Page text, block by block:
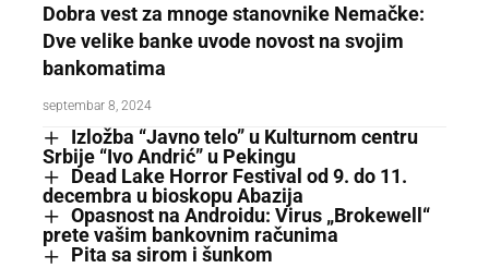
Dobra vest za mnoge stanovnike Nemačke:
Dve velike banke uvode novost na svojim
bankomatima
septembar 8, 2024
Izložba “Javno telo” u Kulturnom centru
Srbije “Ivo Andrić” u Pekingu
Dead Lake Horror Festival od 9. do 11.
decembra u bioskopu Abazija
Opasnost na Androidu: Virus „Brokewell“
prete vašim bankovnim računima
Pita sa sirom i šunkom